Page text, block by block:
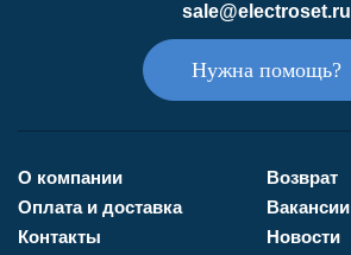
sale@electroset.ru
Нужна помощь?
О компании
Оплата и доставка
Контакты
Возврат
Вакансии
Новости